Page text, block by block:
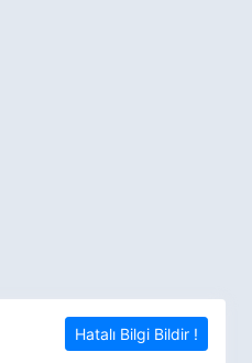
Hatalı Bilgi Bildir !